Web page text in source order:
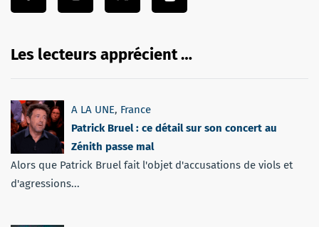
Les lecteurs apprécient …
A LA UNE, France
Patrick Bruel : ce détail sur son concert au
Zénith passe mal
Alors que Patrick Bruel fait l'objet d'accusations de viols et
d'agressions...